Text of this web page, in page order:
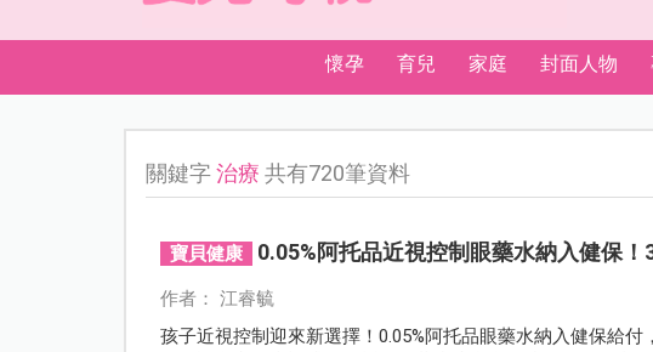
懷孕 育兒 家庭 封面人物
關鍵字治療 共有720筆資料
寶貝健康 0.05%阿托品近視控制眼藥水納入健保
作者： 江睿毓
孩子近視控制迎來新選擇！0.05%阿托品眼藥水納入健保給